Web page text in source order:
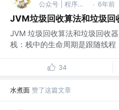
公众号 | 程序员橘子 · 6年前
JVM垃圾回收算法和垃圾回
JVM 垃圾回收算法和垃圾回收
栈：栈中的生命周期是跟随线程
34
水煮面 赞了这篇文章